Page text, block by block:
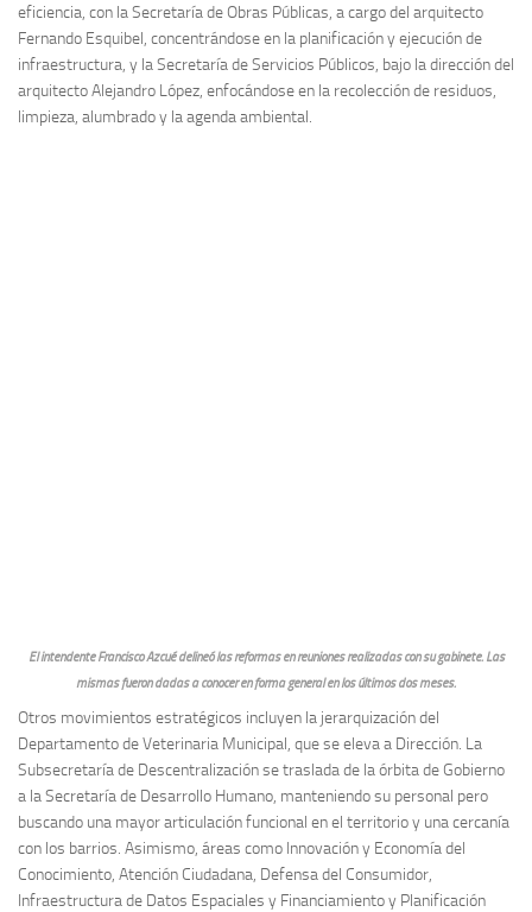
eficiencia, con la Secretaría de Obras Públicas, a cargo del arquitecto
Fernando Esquibel, concentrándose en la planificación y ejecución de
infraestructura, y la Secretaría de Servicios Públicos, bajo la dirección del
arquitecto Alejandro López, enfocándose en la recolección de residuos,
limpieza, alumbrado y la agenda ambiental.
El intendente Francisco Azcué delineó las reformas en reuniones realizadas con su gabinete. Las
mismas fueron dadas a conocer en forma general en los últimos dos meses.
Otros movimientos estratégicos incluyen la jerarquización del
Departamento de Veterinaria Municipal, que se eleva a Dirección. La
Subsecretaría de Descentralización se traslada de la órbita de Gobierno
a la Secretaría de Desarrollo Humano, manteniendo su personal pero
buscando una mayor articulación funcional en el territorio y una cercanía
con los barrios. Asimismo, áreas como Innovación y Economía del
Conocimiento, Atención Ciudadana, Defensa del Consumidor,
Infraestructura de Datos Espaciales y Financiamiento y Planificación